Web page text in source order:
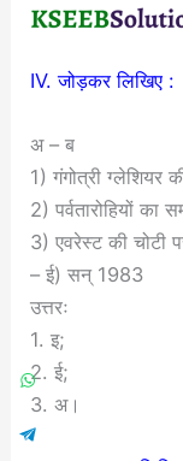
IV. जोड़कर लिखिए :
अ – ब
1) गंगोत्री
2) पर्वतारोहियों
3) एवरेस्ट की चोटी
– ई) सन् 1983
उत्तरः
1. इ;
2. ई;
3. अ।